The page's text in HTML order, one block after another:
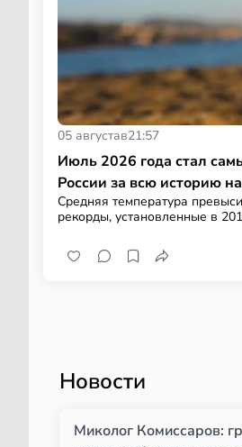
05 августав21:57
Июль 2026 года стал
России за всю историю
Средняя температура
рекорды, установленные в
Новости
Миколог Комиссаров: